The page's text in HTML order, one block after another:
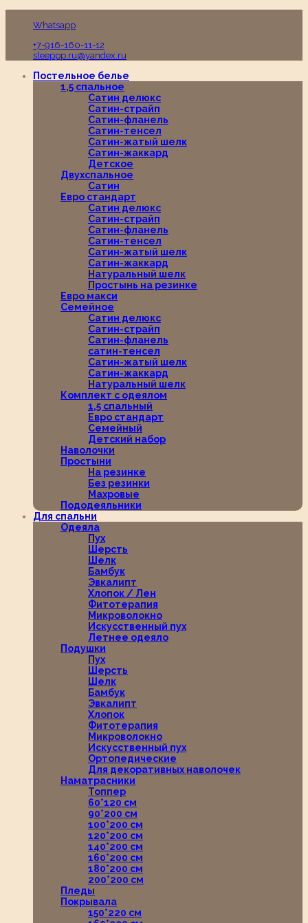
Whatsapp
+7-916-160-11-12
sleeppp.ru@yandex.ru
Постельное белье
1,5 спальное
Сатин делюкс
Сатин-страйп
Сатин-фланель
Сатин-тенсел
Сатин-жатый шелк
Сатин-жаккард
Детское
Двухспальное
Сатин
Евро стандарт
Сатин делюкс
Сатин-страйп
Сатин-фланель
Сатин-тенсел
Сатин-жатый шелк
Сатин-жаккард
Натуральный шелк
Простынь на резинке
Евро макси
Семейное
Сатин делюкс
Сатин-страйп
Сатин-фланель
сатин-тенсел
Сатин-жатый шелк
Сатин-жаккард
Натуральный шелк
Комплект с одеялом
1,5 спальный
Евро стандарт
Семейный
Детский набор
Наволочки
Простыни
На резинке
Без резинки
Махровые
Пододеяльники
Для спальни
Одеяла
Пух
Шерсть
Шелк
Бамбук
Эвкалипт
Хлопок / Лен
Фитотерапия
Микроволокно
Искусственный пух
Летнее одеяло
Подушки
Пух
Шерсть
Шелк
Бамбук
Эвкалипт
Хлопок
Фитотерапия
Микроволокно
Искусственный пух
Ортопедические
Для декоративных наволочек
Наматрасники
Топпер
60*120 см
90*200 см
100*200 см
120*200 см
140*200 см
160*200 см
180*200 см
200*200 см
Пледы
Покрывала
150*220 см